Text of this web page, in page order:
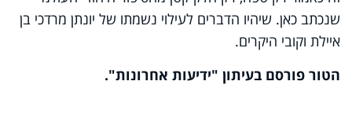
שנכתב כאן. שיהיו הדברים לעילוי נשמתו של יונתן מרדכי בן
איילת וקובי היקרים.
הטור פורסם בעיתון "ידיעות אחרונות".